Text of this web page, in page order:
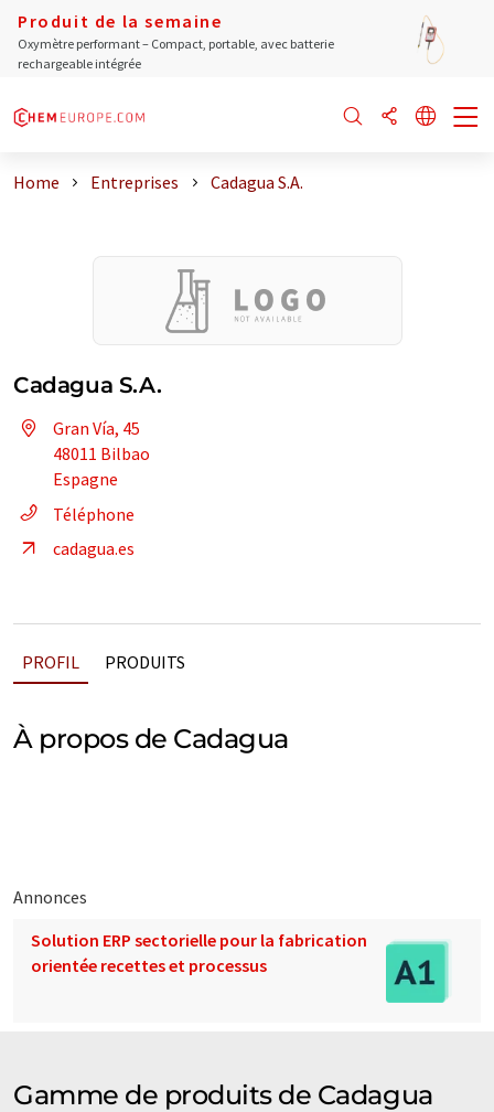
Produit de la semaine
Oxymètre performant – Compact, portable, avec batterie
rechargeable intégrée
Home Entreprises Cadagua S.A.
Cadagua S.A.
Gran Vía, 45
48011 Bilbao
Espagne
Téléphone
cadagua.es
PROFIL PRODUITS
À propos de Cadagua
Annonces
Solution ERP sectorielle pour la fabrication
orientée recettes et processus
Gamme de produits de Cadagua